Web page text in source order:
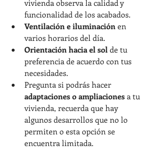
vivienda observa la calidad y
funcionalidad de los acabados.
Ventilación e iluminación en
varios horarios del día.
Orientación hacia el sol de tu
preferencia de acuerdo con tus
necesidades.
Pregunta si podrás hacer
adaptaciones o ampliaciones a tu
vivienda, recuerda que hay
algunos desarrollos que no lo
permiten o esta opción se
encuentra limitada.